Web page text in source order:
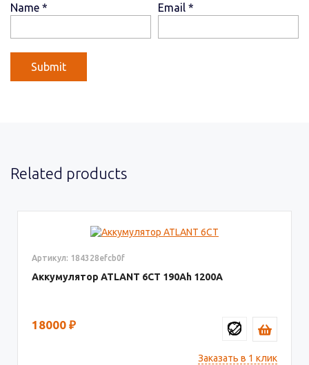
Name * Email *
Related products
Артикул: 184328efcb0f
Аккумулятор ATLANT 6СТ 190 1200
18000 ₽
Заказать в 1 клик